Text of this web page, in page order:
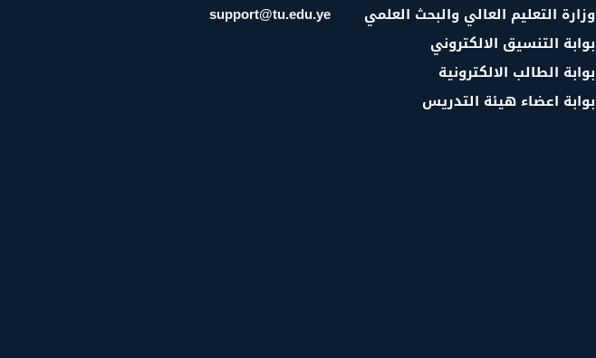
وزارة التعليم العالي والبحث العلمي
بوابة التنسيق الالكتروني
بوابة الطالب الالكترونية
بوابة اعضاء هيئة التدريس
support@tu.edu.ye